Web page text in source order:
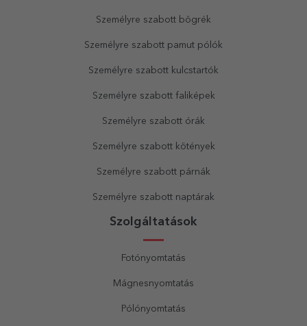
Személyre szabott bögrék
Személyre szabott pamut pólók
Személyre szabott kulcstartók
Személyre szabott faliképek
Személyre szabott órák
Személyre szabott kötények
Személyre szabott párnák
Személyre szabott naptárak
Szolgáltatások
Fotónyomtatás
Mágnesnyomtatás
Pólónyomtatás